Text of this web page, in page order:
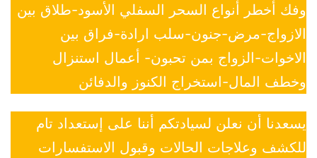
وفك أخطر أنواع السحر السفلي الأسود-طلاق بين
الازواج-مرض-جنون-سلب ارادة-فراق بين
الاخوات-الزواج بمن تحبون- أعمال استنزال
وخطف المال-استخراج الكنوز والدفائن
يسعدنا أن نعلن لسيادتكم أننا على إستعداد تام
للكشف وعلاجات الحالات وقبول الاستفسارات